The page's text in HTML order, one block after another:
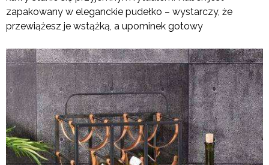
zapakowany w eleganckie pudełko – wystarczy, że
przewiążesz je wstążką, a upominek gotowy